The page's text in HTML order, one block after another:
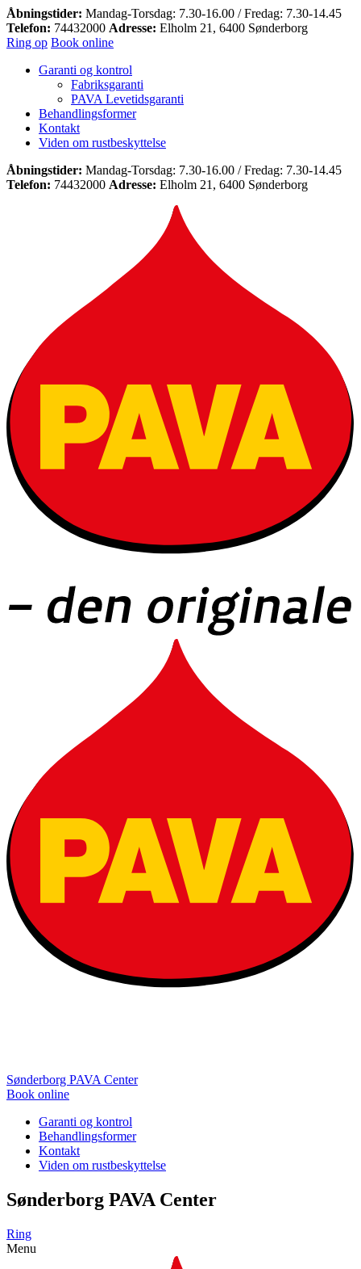
Åbningstider: Mandag-Torsdag: 7.30-16.00 / Fredag: 7.30-14.45
Telefon: 74432000 Adresse: Elholm 21, 6400 Sønderborg
Ring op Book online
Garanti og kontrol
Fabriksgaranti
PAVA Levetidsgaranti
Behandlingsformer
Kontakt
Viden om rustbeskyttelse
Åbningstider: Mandag-Torsdag: 7.30-16.00 / Fredag: 7.30-14.45
Telefon: 74432000 Adresse: Elholm 21, 6400 Sønderborg
Sønderborg PAVA Center
Book online
Garanti og kontrol
Behandlingsformer
Kontakt
Viden om rustbeskyttelse
Sønderborg PAVA Center
Ring
Menu